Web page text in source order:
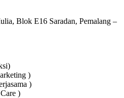
Blok E16 Saradan, Pemalang –
)
)
)